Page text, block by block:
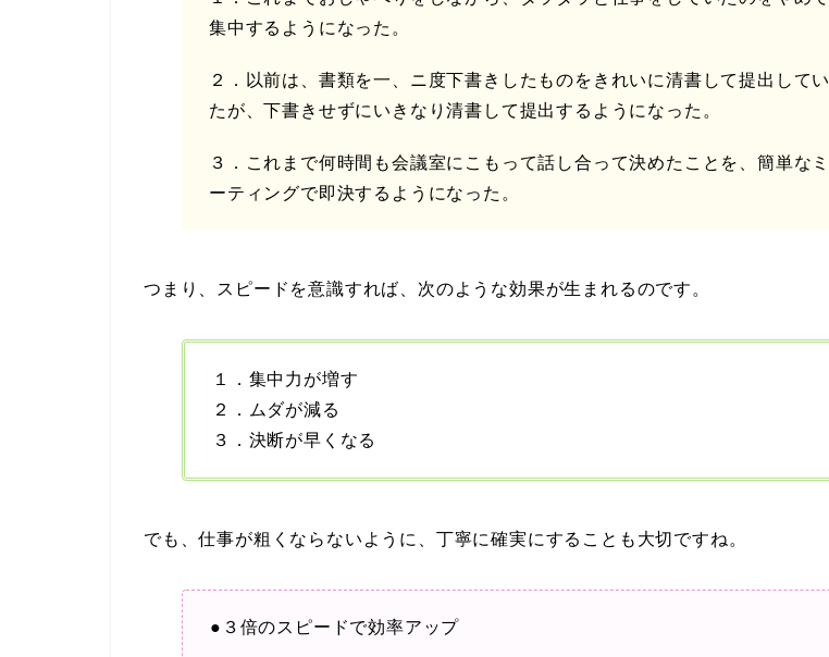
集中するようになった。
２．以前は、書類を一、ニ度下書きしたものをきれいに清書して提出してい
たが、下書きせずにいきなり清書して提出するようになった。
３．これまで何時間も会議室にこもって話し合って決めたことを、簡単なミ
ーティングで即決するようになった。
つまり、スピードを意識すれば、次のような効果が生まれるのです。
１．集中力が増す
２．ムダが減る
３．決断が早くなる
でも、仕事が粗くならないように、丁寧に確実にすることも大切ですね。
●３倍のスピードで効率アップ